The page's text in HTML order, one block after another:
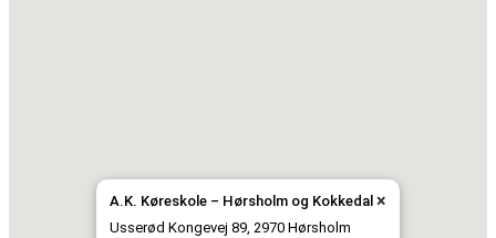
×
A.K. Køreskole – Hørsholm og Kokkedal
Usserød Kongevej 89, 2970 Hørsholm